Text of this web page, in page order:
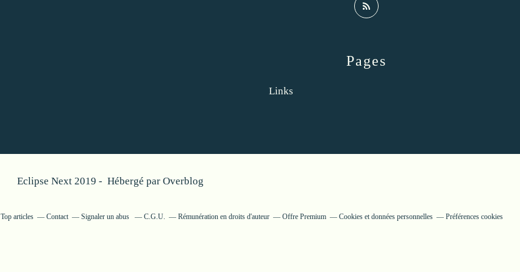
Pages
Links
Eclipse Next 2019 - Hébergé par Overblog
Top articles Contact Signaler un abus C.G.U. Rémunération en droits d'auteur Offre Premium Cookies et données personnelles Préférences cookies